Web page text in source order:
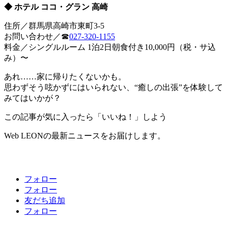
◆ ホテル ココ・グラン 高崎
住所／群馬県高崎市東町3-5
お問い合わせ／☎︎027-320-1155
料金／シングルルーム 1泊2日朝食付き10,000円（税・サ込
み）〜
あれ……家に帰りたくないかも。
思わずそう呟かずにはいられない、“癒しの出張”を体験して
みてはいかが？
この記事が気に入ったら「いいね！」しよう
Web LEONの最新ニュースをお届けします。
フォロー
フォロー
友だち追加
フォロー